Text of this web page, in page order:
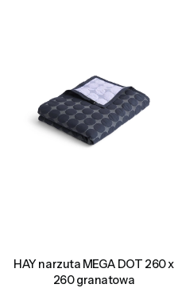
HAY narzuta MEGA DOT 260 x
260 granatowa